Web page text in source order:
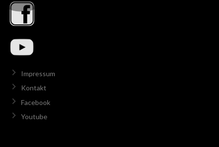
Impressum
Kontakt
Facebook
Youtube